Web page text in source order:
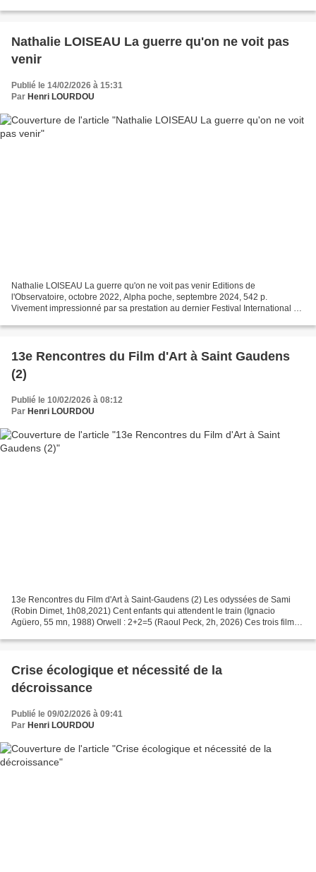
Nathalie LOISEAU La guerre qu'on ne voit pas
venir
Publié le 14/02/2026 à 15:31
Par Henri LOURDOU
Nathalie LOISEAU La guerre qu'on ne voit pas venir Editions de
l'Observatoire, octobre 2022, Alpha poche, septembre 2024, 542 p.
Vivement impressionné par sa prestation au dernier Festival International de
13e Rencontres du Film d'Art à Saint Gaudens
(2)
Publié le 10/02/2026 à 08:12
Par Henri LOURDOU
13e Rencontres du Film d'Art à Saint-Gaudens (2) Les odyssées de Sami
(Robin Dimet, 1h08,2021) Cent enfants qui attendent le train (Ignacio
Agüero, 55 mn, 1988) Orwell : 2+2=5 (Raoul Peck, 2h, 2026) Ces trois films
Crise écologique et nécessité de la
décroissance
Publié le 09/02/2026 à 09:41
Par Henri LOURDOU